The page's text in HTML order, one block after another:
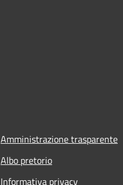
Amministrazione trasparente
Albo pretorio
Informativa privacy